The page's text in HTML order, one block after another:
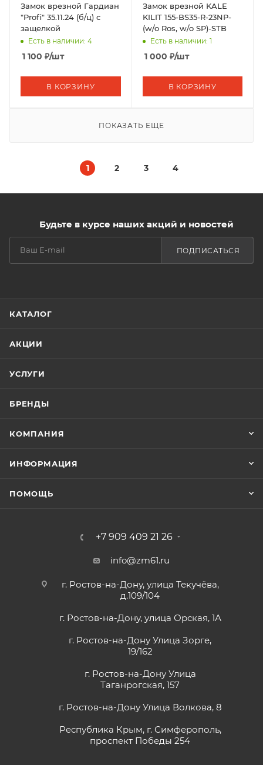
Замок врезной Гардиан
"Profi" 35.11.24 (б/ц) с
защелкой
Есть в наличии: 4
1 100 ₽/шт
В КОРЗИНУ
Замок врезной KALE
KILIT 155-BS35-R-23NP-
(w/o Ros, w/o SP)-STB
Есть в наличии: 1
1 000 ₽/шт
В КОРЗИНУ
ПОКАЗАТЬ ЕЩЕ
1 2 3 4
Будьте в курсе наших акций и новостей
ПОДПИСАТЬСЯ
КАТАЛОГ
АКЦИИ
УСЛУГИ
БРЕНДЫ
КОМПАНИЯ
ИНФОРМАЦИЯ
ПОМОЩЬ
+7 909 409 21 26
info@zm61.ru
г. Ростов-на-Дону, улица Текучёва,
д.109/104
г. Ростов-на-Дону, улица Орская, 1А
г. Ростов-на-Дону Улица Зорге,
19/162
г. Ростов-на-Дону Улица
Таганрогская, 157
г. Ростов-на-Дону Улица Волкова, 8
Республика Крым, г. Симферополь,
проспект Победы 254